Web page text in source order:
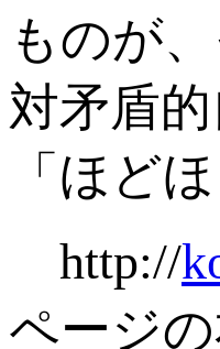
ものが
対矛盾
「ほど
http://
ページ